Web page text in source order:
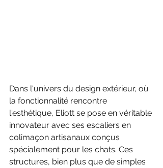
Dans l'univers du design extérieur, où
la fonctionnalité rencontre
l'esthétique, Eliott se pose en véritable
innovateur avec ses escaliers en
colimaçon artisanaux conçus
spécialement pour les chats. Ces
structures, bien plus que de simples